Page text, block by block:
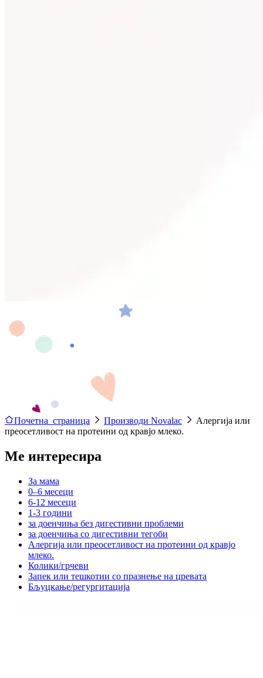
Почетна страница Производи Novalac
Алергија или
преосетливост на протеини од кравјо млеко.
Ме интересира
За мама
0–6 месеци
6-12 месеци
1-3 години
за доенчиња без дигестивни проблеми
за доенчиња со дигестивни тегоби
Алергија или преосетливост на протеини од кравјо
млеко.
Колики/грчеви
Запек или тешкотии со празнење на цревата
Бљуцкање/регургитација